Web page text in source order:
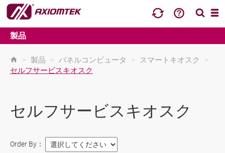
製品
> 製品 > パネルコンピュータ > スマートキオスク
>
セルフサービスキオスク
セルフサービスキオスク
Order By：